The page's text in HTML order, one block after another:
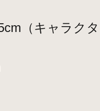
（キャラク